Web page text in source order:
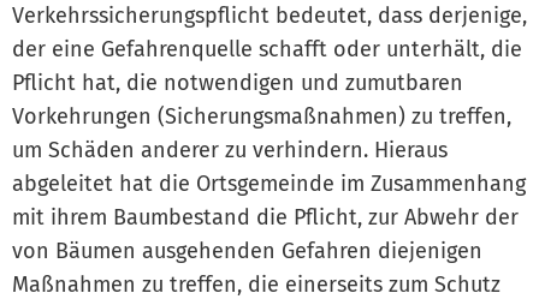
Verkehrssicherungspflicht bedeutet, dass derjenige,
der eine Gefahrenquelle schafft oder unterhält, die
Pflicht hat, die notwendigen und zumutbaren
Vorkehrungen (Sicherungsmaßnahmen) zu treffen,
um Schäden anderer zu verhindern. Hieraus
abgeleitet hat die Ortsgemeinde im Zusammenhang
mit ihrem Baumbestand die Pflicht, zur Abwehr der
von Bäumen ausgehenden Gefahren diejenigen
Maßnahmen zu treffen, die einerseits zum Schutz